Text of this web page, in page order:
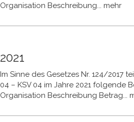
Organisation Beschreibung... mehr
2021
Im Sinne des Gesetzes Nr. 124/2017
04 – KSV 04 im Jahre 2021 folgende
Organisation Beschreibung Betrag...